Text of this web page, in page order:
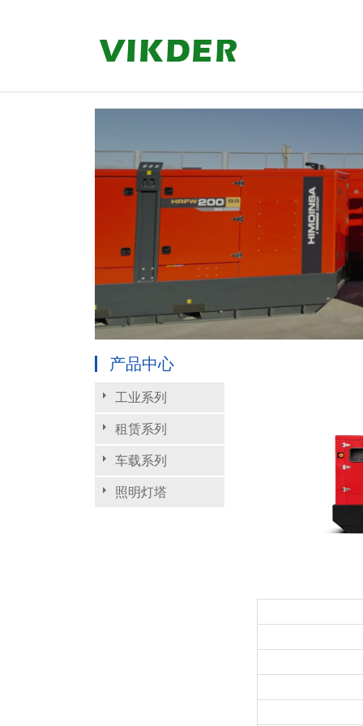
产品中心
工业系列
租赁系列
车载系列
照明灯塔